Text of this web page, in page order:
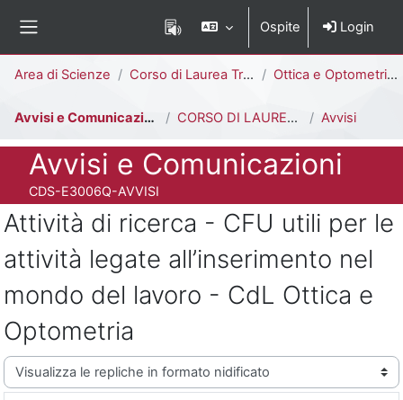
Ospite Login
Area di Scienze Corso di Laurea Triennale Ottica e Optometria [E3006Q - E3002Q]
Avvisi e Comunicazioni CORSO DI LAUREA IN OTTICA E OPTOMETRIA Avvisi
Titolo del corso
Avvisi e Comunicazioni
Codice identificativo del corso
CDS-E3006Q-AVVISI
Attività di ricerca - CFU utili per le
attività legate all’inserimento nel
mondo del lavoro - CdL Ottica e
Optometria
Modalità visualizzazione